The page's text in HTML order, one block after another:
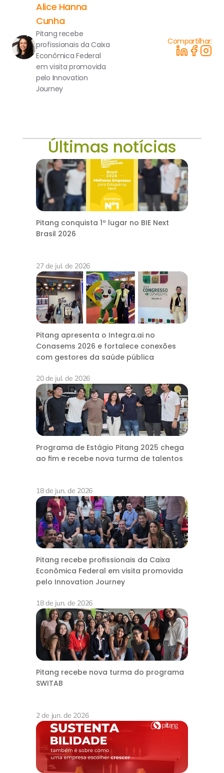
Alice Hanna
Cunha
Pitang recebe
profissionais da Caixa
Econômica Federal
em visita promovida
pelo Innovation
Journey
Compartilhar:
Últimas notícias
Pitang conquista 1º lugar no BIE Next
Brasil 2026
27 de jul. de 2026
Pitang apresenta o Integra.ai no
Conasems 2026 e fortalece conexões
com gestores da saúde pública
20 de jul. de 2026
Programa de Estágio Pitang 2025 chega
ao fim e recebe nova turma de talentos
18 de jun. de 2026
Pitang recebe profissionais da Caixa
Econômica Federal em visita promovida
pelo Innovation Journey
18 de jun. de 2026
Pitang recebe nova turma do programa
SWITAB
2 de jun. de 2026